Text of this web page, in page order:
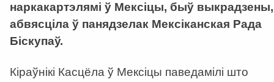
наркакартэлямі ў Мексіцы, быў выкрадзены,
абвясціла ў панядзелак Мексіканская Рада
Біскупаў.
Кіраўнікі Касцёла ў Мексіцы паведамілі што